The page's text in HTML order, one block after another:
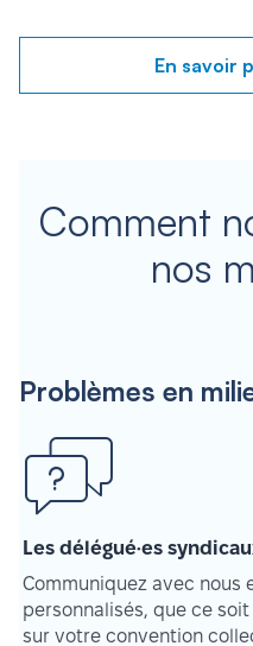
En savoir
Comment
nos
Problèmes en
Les délégué·es
Communiquez avec nous
personnalisés, que ce
sur votre convention